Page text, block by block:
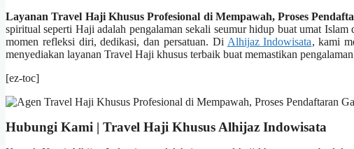
Layanan Travel Haji Khusus Profesional di Mempawah, Proses
spiritual seperti Haji adalah pengalaman sekali seumur hidup buat umat
momen refleksi diri, dedikasi, dan persatuan. Di Alhijaz Indowisata, kami
menyediakan layanan Travel Haji khusus terbaik buat memastikan
[ez-toc]
Hubungi Kami | Travel Haji Khusus Alhijaz Indowisata